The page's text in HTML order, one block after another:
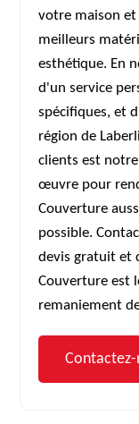
votre maison et
meilleurs
esthétique. En
d'un service
spécifiques, et
région de
clients est
œuvre pour
Couverture
possible.
devis gratuit et
Couverture est
remaniement